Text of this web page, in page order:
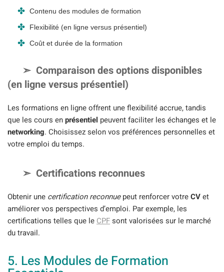
Contenu des modules de formation
Flexibilité (en ligne versus présentiel)
Coût et durée de la formation
Comparaison des options disponibles
(en ligne versus présentiel)
Les formations en ligne offrent une flexibilité accrue, tandis
que les cours enprésentiel peuvent faciliter les échanges et le
networking. Choisissez selon vos préférences personnelles et
votre emploi du temps.
Certifications reconnues
Obtenir une certification reconnuepeut renforcer votreCVet
améliorer vos perspectives d’emploi. Par exemple, les
certifications telles que le CPFsont valorisées sur le marché
du travail.
5. Les Modules de Formation